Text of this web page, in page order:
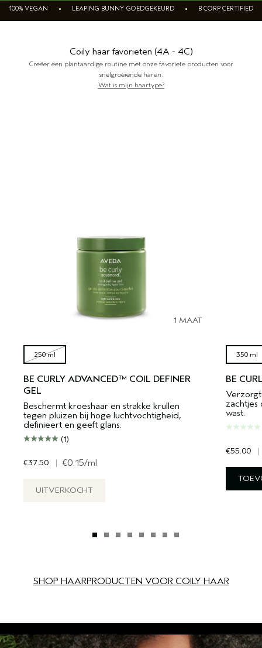
GEVOELIGE HOOFDHUID
PURE ABUNDANCE
ALLE COLLECTIES
100% VEGAN • LEAPING BUNNY GOEDGEKEURD • B CORP CERTIFIED
Coily haar favorieten (4A - 4C)
Creëer een plantaardige routine met onze favoriete producten voor
snelgroeiende haren.
Wat is mijn haartype?
1 MAAT
250 ml
BE CURLY ADVANCED™ COIL DEFINER
GEL
Beschermt kroeshaar en strakke krullen
tegen pluizen bij hoge luchtvochtigheid,
definieert en geeft glans.
(1)
€37.50 | €0.15/ml
UITVERKOCHT
350 ml
BE
zachtjes
wast.
€55.00 |
SHOP HAARPRODUCTEN VOOR COILY HAAR